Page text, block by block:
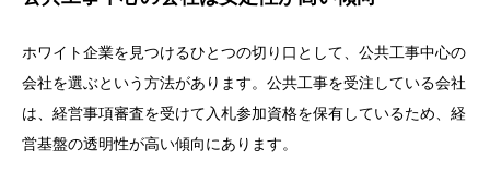
ホワイト企業を見つけるひとつの切り口として、公共工事中心の
会社を選ぶという方法があります。公共工事を受注している会社
は、経営事項審査を受けて入札参加資格を保有しているため、経
営基盤の透明性が高い傾向にあります。